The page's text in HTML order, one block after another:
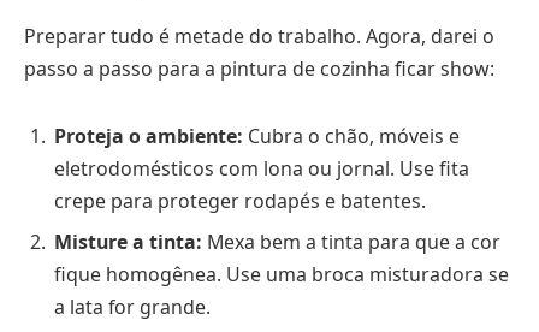
Preparar tudo é metade do trabalho. Agora, darei o
passo a passo para a pintura de cozinha ficar show:
Proteja o ambiente: Cubra o chão, móveis e
eletrodomésticos com lona ou jornal. Use fita
crepe para proteger rodapés e batentes.
Misture a tinta: Mexa bem a tinta para que a cor
fique homogênea. Use uma broca misturadora se
a lata for grande.